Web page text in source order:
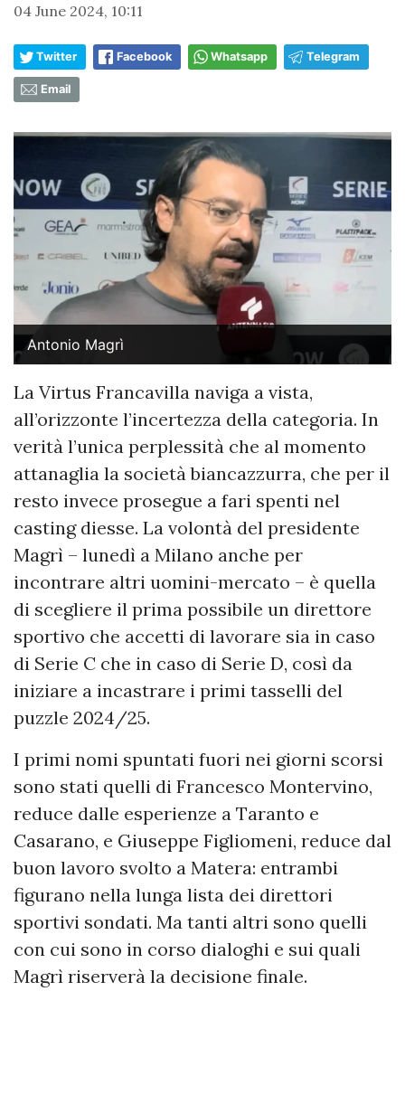
04 June 2024, 10:11
Twitter Facebook Whatsapp Telegram
Email
Antonio Magrì
La Virtus Francavilla naviga a vista,
all’orizzonte l’incertezza della categoria. In
verità l’unica perplessità che al momento
attanaglia la società biancazzurra, che per il
resto invece prosegue a fari spenti nel
casting diesse. La volontà del presidente
Magrì – lunedì a Milano anche per
incontrare altri uomini-mercato – è quella
di scegliere il prima possibile un direttore
sportivo che accetti di lavorare sia in caso
di Serie C che in caso di Serie D, così da
iniziare a incastrare i primi tasselli del
puzzle 2024/25.
I primi nomi spuntati fuori nei giorni scorsi
sono stati quelli di Francesco Montervino,
reduce dalle esperienze a Taranto e
Casarano, e Giuseppe Figliomeni, reduce dal
buon lavoro svolto a Matera: entrambi
figurano nella lunga lista dei direttori
sportivi sondati. Ma tanti altri sono quelli
con cui sono in corso dialoghi e sui quali
Magrì riserverà la decisione finale.